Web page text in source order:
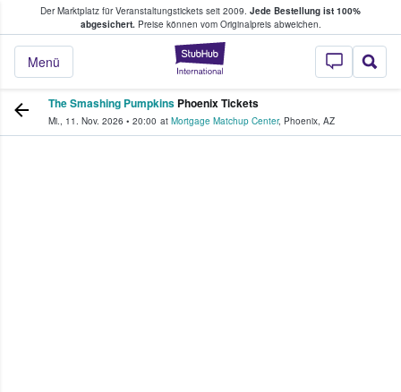
Der Marktplatz für Veranstaltungstickets seit 2009. Jede Bestellung ist 100%
abgesichert.Preise können vom Originalpreis abweichen.
StubHub - Wo
Menü
Tickets kaufen & verkaufen
The Smashing Pumpkins Phoenix Tickets
Mi., 11. Nov. 2026 • 20:00 at Mortgage Matchup Center, Phoenix, AZ